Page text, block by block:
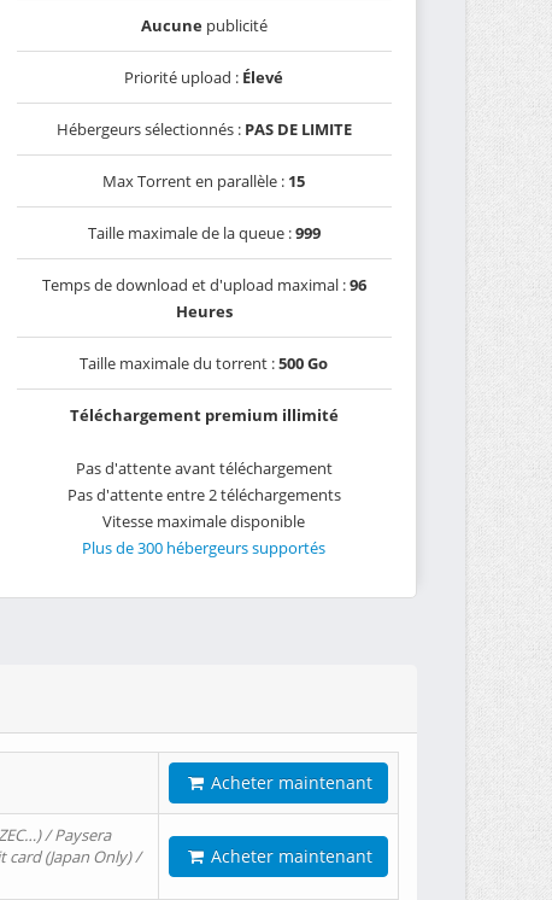
Aucunepublicité
Priorité upload : Élevé
Hébergeurs sélectionnés : PAS DE LIMITE
Max Torrent en parallèle : 15
Taille maximale de la queue :999
Temps de download et d'upload maximal :96
Heures
Taille maximale du torrent :500 Go
Téléchargement premium illimité
Pas d'attente avant téléchargement
Pas d'attente entre 2 téléchargements
Vitesse maximale disponible
Plus de 300 hébergeurs supportés
Acheter maintenant
/ Paysera
card (Japan Only) /
Acheter maintenant